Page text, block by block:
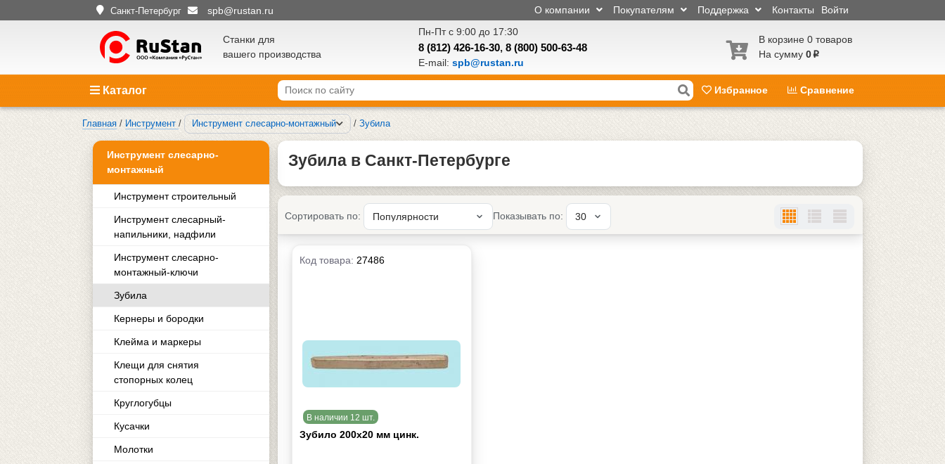
Санкт-Петербург spb@rustan.ru Войти
Контакты
Поддержка
Покупателям
О компании
Станки для
вашего производства
Пн-Пт с 9:00 до 17:30
8 (812) 426-16-30, 8 (800) 500-63-48
E-mail: spb@rustan.ru
В корзине 0 товаров
На сумму 0 p
Каталог Избранное Сравнение
Главная / Инструмент / Инструмент слесарно-монтажный / Зубила
Зубила в Санкт-Петербурге
Инструмент слесарно-
монтажный
Инструмент строительный
Инструмент слесарный-
напильники, надфили
Инструмент слесарно-
монтажный-ключи
Зубила
Кернеры и бородки
Клейма и маркеры
Клещи для снятия
стопорных колец
Круглогубцы
Кусачки
Молотки
Сортировать по: Показывать по:
Код товара: 27486
В наличии 12 шт.
Зубило 200х20 мм цинк.